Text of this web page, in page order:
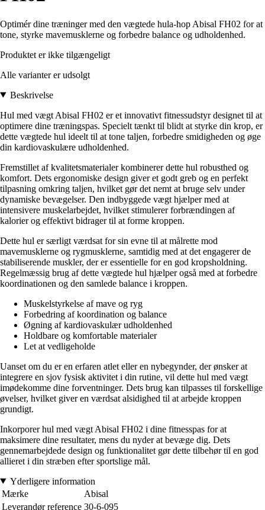
Optimér dine træninger med den vægtede hula-hop Abisal FH02 for at
tone, styrke mavemusklerne og forbedre balance og udholdenhed.
Produktet er ikke tilgængeligt
Alle varianter er udsolgt
Beskrivelse
Hul med vægt Abisal FH02 er et innovativt fitnessudstyr designet til at
optimere dine træningspas. Specielt tænkt til blidt at styrke din krop, er
dette vægtede hul ideelt til at tone taljen, forbedre smidigheden og øge
din kardiovaskulære udholdenhed.
Fremstillet af kvalitetsmaterialer kombinerer dette hul robusthed og
komfort. Dets ergonomiske design giver et godt greb og en perfekt
tilpasning omkring taljen, hvilket gør det nemt at bruge selv under
dynamiske bevægelser. Den indbyggede vægt hjælper med at
intensivere muskelarbejdet, hvilket stimulerer forbrændingen af
kalorier og effektivt bidrager til at forme kroppen.
Dette hul er særligt værdsat for sin evne til at målrette mod
mavemusklerne og rygmusklerne, samtidig med at det engagerer de
stabiliserende muskler, der er essentielle for en god kropsholdning.
Regelmæssig brug af dette vægtede hul hjælper også med at forbedre
koordinationen og den samlede balance i kroppen.
Muskelstyrkelse af mave og ryg
Forbedring af koordination og balance
Øgning af kardiovaskulær udholdenhed
Holdbare og komfortable materialer
Let at vedligeholde
Uanset om du er en erfaren atlet eller en nybegynder, der ønsker at
integrere en sjov fysisk aktivitet i din rutine, vil dette hul med vægt
imødekomme dine forventninger. Dets brug kan tilpasses til forskellige
øvelser, hvilket giver en værdsat alsidighed til at arbejde kroppen
grundigt.
Inkorporer hul med vægt Abisal FH02 i dine fitnesspas for at
maksimere dine resultater, mens du nyder at bevæge dig. Dets
gennemarbejdede design og funktionalitet gør dette tilbehør til en god
allieret i din stræben efter sportslige mål.
Yderligere information
Mærke
Abisal
Leverandør reference 30-6-095